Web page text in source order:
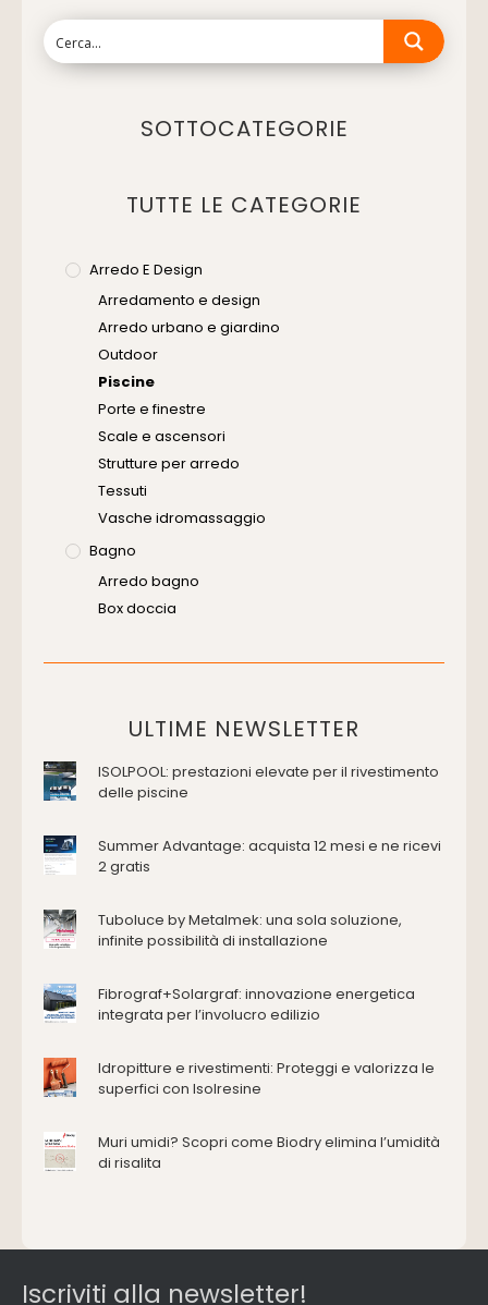
SOTTOCATEGORIE
TUTTE LE CATEGORIE
Arredo E Design
Arredamento e design
Arredo urbano e giardino
Outdoor
Piscine
Porte e finestre
Scale e ascensori
Strutture per arredo
Tessuti
Vasche idromassaggio
Bagno
Arredo bagno
Box doccia
Placche di comando per wc
Domotica Ed Impianti Elettrici
Edilizia
Antincendio e sicurezza
Attrezzature manuali
Cappe d'aspirazione
Consolidamento
Deumidificazione
Energie rinnovabili
Ferramenta e fissaggi
Impianti idrici e depurazione
Impianti termici e climatizzazione
Materiali da costruzione
Pannelli
ULTIME NEWSLETTER
ISOLPOOL: prestazioni elevate per il rivestimento
delle piscine
Summer Advantage: acquista 12 mesi e ne ricevi
2 gratis
Tuboluce by Metalmek: una sola soluzione,
infinite possibilità di installazione
Fibrograf+Solargraf: innovazione energetica
integrata per l’involucro edilizio
Idropitture e rivestimenti: Proteggi e valorizza le
superfici con Isolresine
Muri umidi? Scopri come Biodry elimina l’umidità
di risalita
Iscriviti alla newsletter!